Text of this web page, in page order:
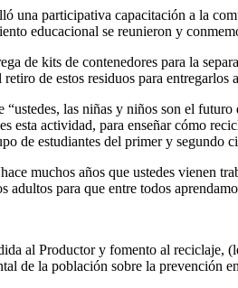
una participativa capacitación a la
educacional se reunieron y
de kits de contenedores para la
de estos residuos para entregarlos
las niñas y niños son el
esta actividad, para enseñar cómo
de estudiantes del primer y segundo
muchos años que ustedes vienen
para que entre todos
al Productor y fomento al
de la población sobre la prevención